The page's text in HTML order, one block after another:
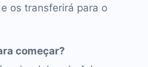
os transferirá para o
começar?